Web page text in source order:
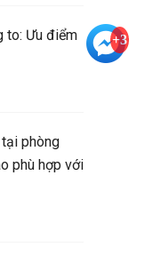
to: Ưu điểm
phòng
phù hợp với
+3